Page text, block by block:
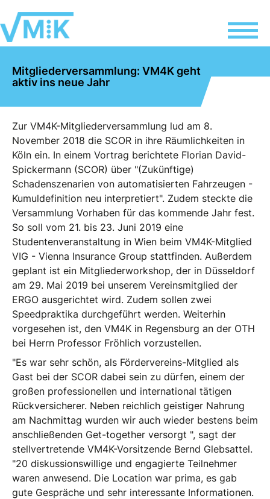
Mitgliederversammlung: VM4K geht
aktiv ins neue Jahr
Zur VM4K-Mitgliederversammlung lud am 8.
November 2018 die SCOR in ihre Räumlichkeiten in
Köln ein. In einem Vortrag berichtete Florian David-
Spickermann (SCOR) über "(Zukünftige)
Schadenszenarien von automatisierten Fahrzeugen -
Kumuldefinition neu interpretiert". Zudem steckte die
Versammlung Vorhaben für das kommende Jahr fest.
So soll vom 21. bis 23. Juni 2019 eine
Studentenveranstaltung in Wien beim VM4K-Mitglied
VIG - Vienna Insurance Group stattfinden. Außerdem
geplant ist ein Mitgliederworkshop, der in Düsseldorf
am 29. Mai 2019 bei unserem Vereinsmitglied der
ERGO ausgerichtet wird. Zudem sollen zwei
Speedpraktika durchgeführt werden. Weiterhin
vorgesehen ist, den VM4K in Regensburg an der OTH
bei Herrn Professor Fröhlich vorzustellen.
"Es war sehr schön, als Fördervereins-Mitglied als
Gast bei der SCOR dabei sein zu dürfen, einem der
großen professionellen und international tätigen
Rückversicherer. Neben reichlich geistiger Nahrung
am Nachmittag wurden wir auch wieder bestens beim
anschließenden Get-together versorgt ", sagt der
stellvertretende VM4K-Vorsitzende Bernd Glebsattel.
"20 diskussionswillige und engagierte Teilnehmer
waren anwesend. Die Location war prima, es gab
gute Gespräche und sehr interessante Informationen.